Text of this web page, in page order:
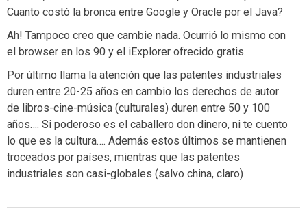
Cuanto costó la bronca entre Google y Oracle por el Java?
Ah! Tampoco creo que cambie nada. Ocurrió lo mismo con
el browser en los 90 y el iExplorer ofrecido gratis.
Por último llama la atención que las patentes industriales
duren entre 20-25 años en cambio los derechos de autor
de libros-cine-música (culturales) duren entre 50 y 100
años…. Si poderoso es el caballero don dinero, ni te cuento
lo que es la cultura…. Además estos últimos se mantienen
troceados por países, mientras que las patentes
industriales son casi-globales (salvo china, claro)